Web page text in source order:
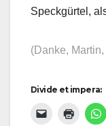
Speckgürtel,
(Danke,
Divide et impera: